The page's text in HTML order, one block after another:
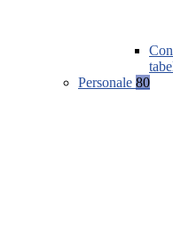
Personale 80